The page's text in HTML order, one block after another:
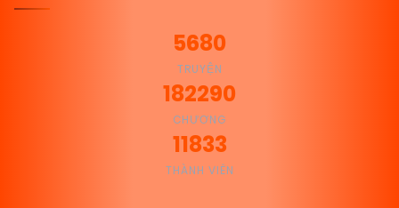
5680
TRUYỆN
182290
CHƯƠNG
11833
THÀNH VIÊN